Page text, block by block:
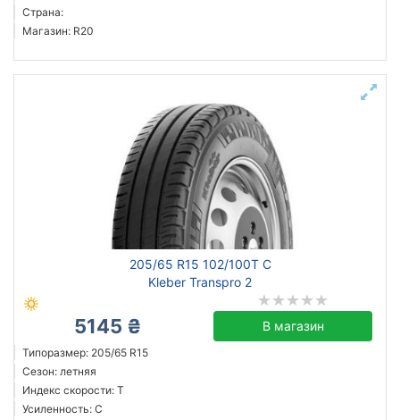
Страна:
Магазин: R20
205/65 R15 102/100T C
Kleber Transpro 2
5145 ₴ В магазин
Типоразмер: 205/65 R15
Сезон: летняя
Индекс скорости: T
Усиленность: C